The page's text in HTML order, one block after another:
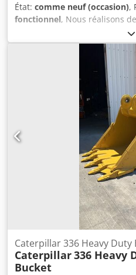
État: comme neuf (occasion),
fonctionnel, Nous réalisons
chargeuses. Pour plus
contacter. Dodpfx Ajxtu
Caterpillar 336 Heavy Duty
Caterpillar336 Heavy
Bucket